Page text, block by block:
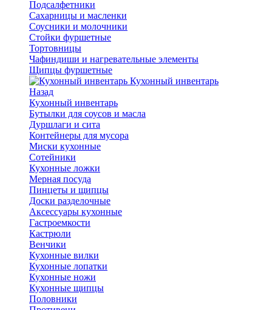
Подсалфетники
Сахарницы и масленки
Соусники и молочники
Стойки фуршетные
Тортовницы
Чафиндиши и нагревательные элементы
Щипцы фуршетные
Кухонный инвентарь
Назад
Кухонный инвентарь
Бутылки для соусов и масла
Дуршлаги и сита
Контейнеры для мусора
Миски кухонные
Сотейники
Кухонные ложки
Мерная посуда
Пинцеты и щипцы
Доски разделочные
Аксессуары кухонные
Гастроемкости
Кастрюли
Венчики
Кухонные вилки
Кухонные лопатки
Кухонные ножи
Кухонные щипцы
Половники